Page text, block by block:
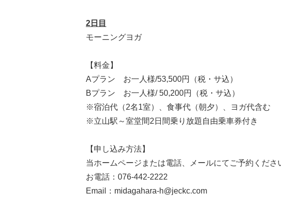
2日目
モーニングヨガ
【料金】
Aプラン お一人様/53,500円（税・サ込）
Bプラン お一人様/ 50,200円（税・サ込）
※宿泊代（2名1室）、食事代（朝夕）、ヨガ代含む
※立山駅～室堂間2日間乗り放題自由乗車券付き
【申し込み方法】
当ホームページまたは電話、メールにてご予約くださ
お電話：076-442-2222
Email：midagahara-h@jeckc.com